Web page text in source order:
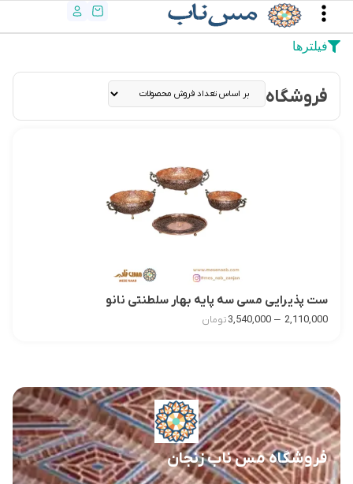
فیلترها
فروشگاه
ست پذیرایی مسی سه پایه بهار سلطنتی نانو
2,110,000
–
3,540,000تومان
فروشگاه مس ناب زنجان